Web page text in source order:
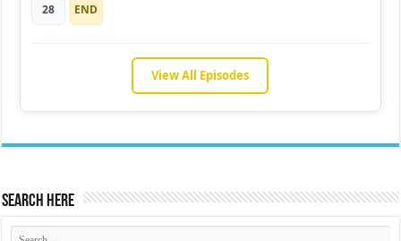
28 END
View All Episodes
Search Here